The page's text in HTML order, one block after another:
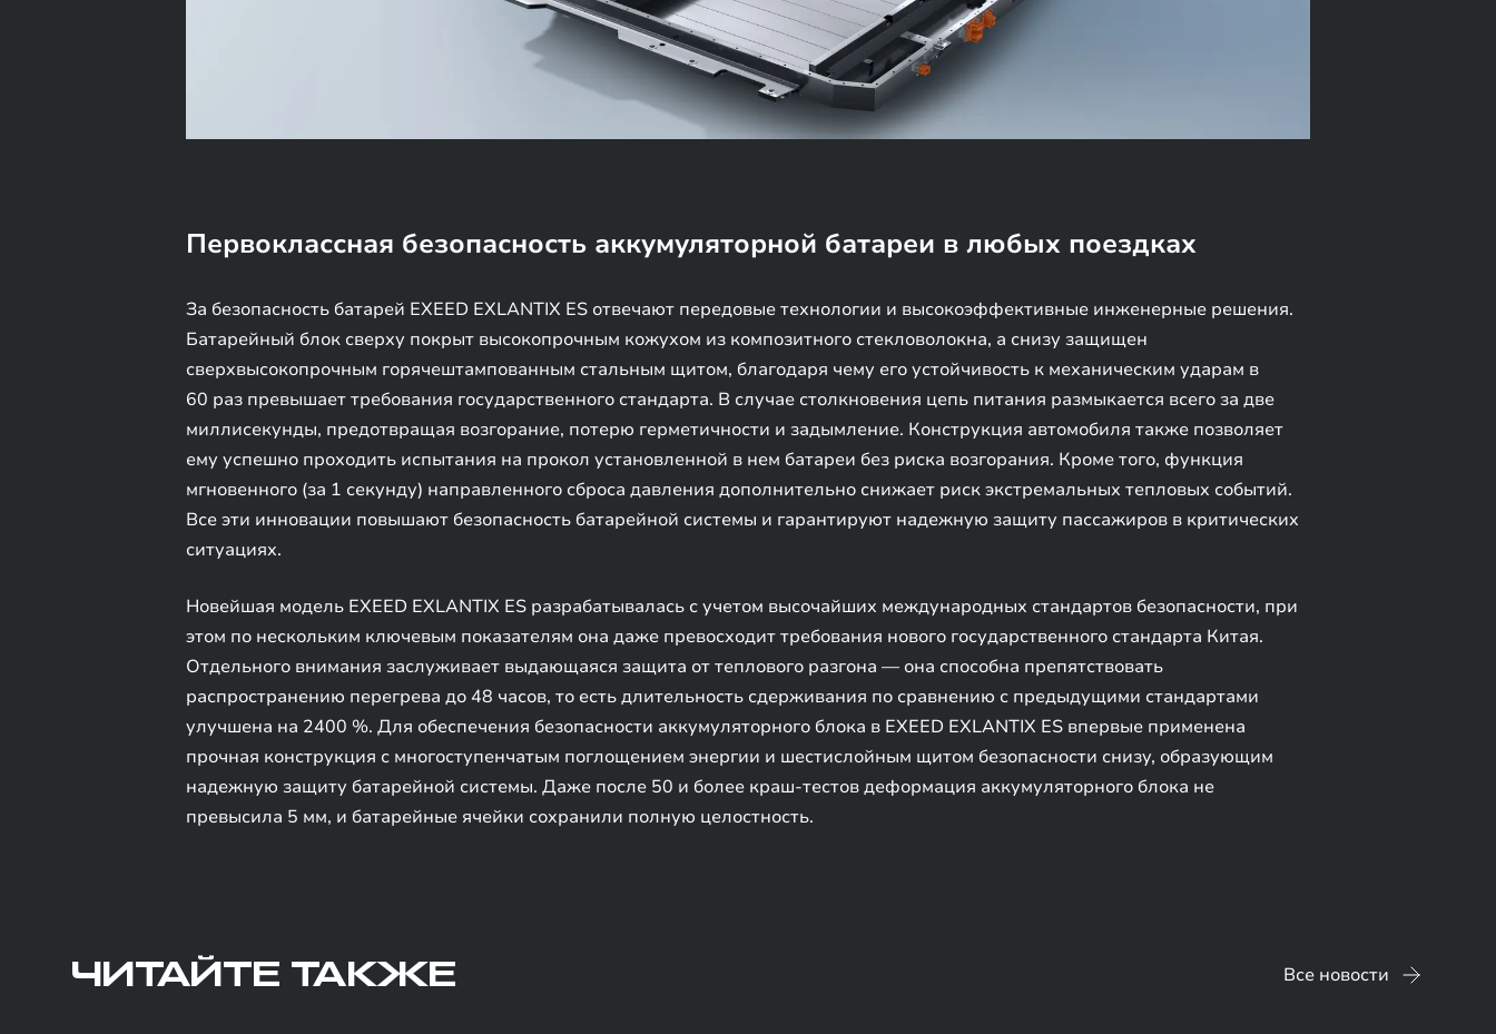
Первоклассная безопасность аккумуляторной батареи в любых поездках
За безопасность батарей EXEED EXLANTIX ES отвечают передовые технологии и высокоэффективные инженерные решения.
Батарейный блок сверху покрыт высокопрочным кожухом из композитного стекловолокна, а снизу защищен
сверхвысокопрочным горячештампованным стальным щитом, благодаря чему его устойчивость к механическим ударам в
60 раз превышает требования государственного стандарта. В случае столкновения цепь питания размыкается всего за две
миллисекунды, предотвращая возгорание, потерю герметичности и задымление. Конструкция автомобиля также позволяет
ему успешно проходить испытания на прокол установленной в нем батареи без риска возгорания. Кроме того, функция
мгновенного (за 1 секунду) направленного сброса давления дополнительно снижает риск экстремальных тепловых событий.
Все эти инновации повышают безопасность батарейной системы и гарантируют надежную защиту пассажиров в критических
ситуациях.
Новейшая модель EXEED EXLANTIX ES разрабатывалась с учетом высочайших международных стандартов безопасности, при
этом по нескольким ключевым показателям она даже превосходит требования нового государственного стандарта Китая.
Отдельного внимания заслуживает выдающаяся защита от теплового разгона — она способна препятствовать
распространению перегрева до 48 часов, то есть длительность сдерживания по сравнению с предыдущими стандартами
улучшена на 2400 %. Для обеспечения безопасности аккумуляторного блока в EXEED EXLANTIX ES впервые применена
прочная конструкция с многоступенчатым поглощением энергии и шестислойным щитом безопасности снизу, образующим
надежную защиту батарейной системы. Даже после 50 и более краш-тестов деформация аккумуляторного блока не
превысила 5 мм, и батарейные ячейки сохранили полную целостность.
ЧИТАЙТЕ ТАКЖЕ Все новости